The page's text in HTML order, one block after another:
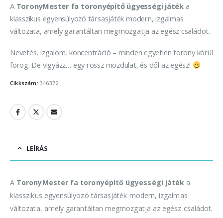
A ToronyMester fa toronyépítő ügyességi játéka
klasszikus egyensúlyozó társasjáték modern, izgalmas
változata, amely garantáltan megmozgatja az egész családot.
Nevetés, izgalom, koncentráció – minden egyetlen torony körül
forog. De vigyázz… egy rossz mozdulat, és dől az egész!
Cikkszám: 346372
LEÍRÁS
A ToronyMester fa toronyépítő ügyességi játék a
klasszikus egyensúlyozó társasjáték modern, izgalmas
változata, amely garantáltan megmozgatja az egész családot.